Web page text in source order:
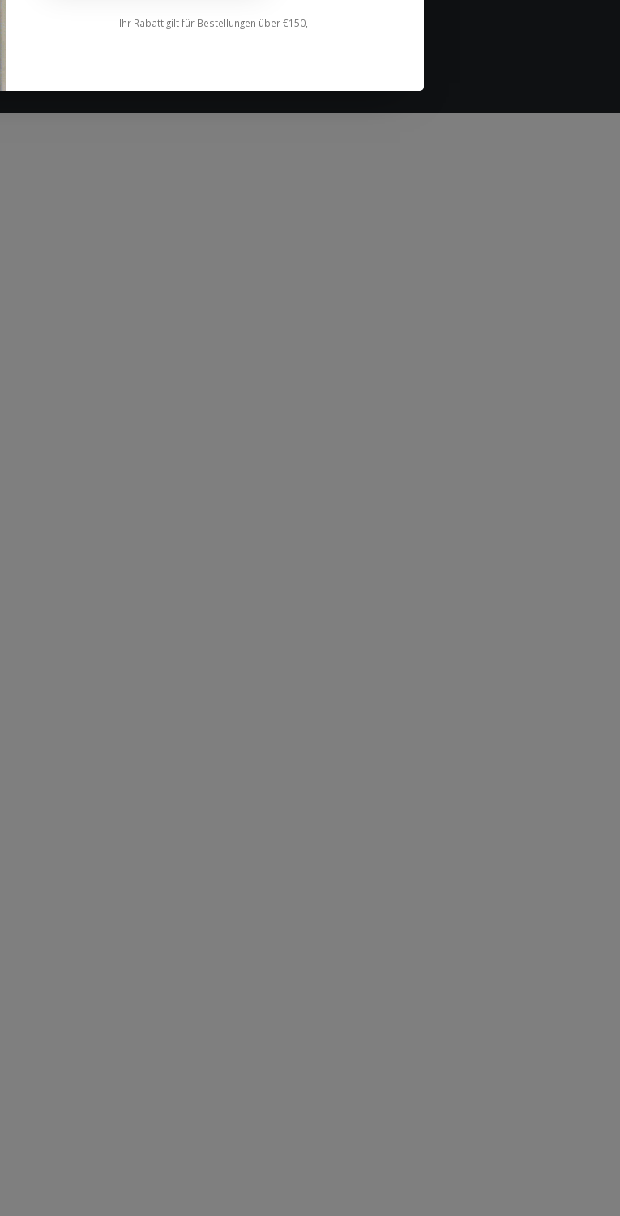
© Copyright 2026 Racing Products
Ihr Rabatt gilt für Bestellungen über €150,-